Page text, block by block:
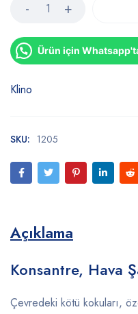
Ürün için
Klino
SKU: 1205
Açıklama
Konsantre, Hava
Çevredeki kötü kokuları,